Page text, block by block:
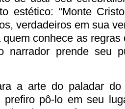
estético: “Monte
verdadeiros em sua
conhece as
narrador prende seu
a arte do paladar
prefiro pô-lo em seu